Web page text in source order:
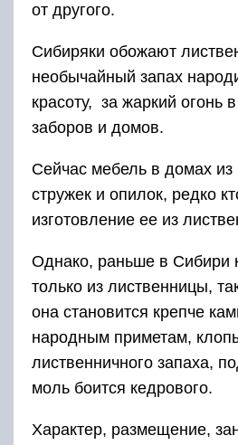
от другого.
Сибиряки обожают
необычайный запах
красоту, за жаркий огонь
заборов и домов.
Сейчас мебель в домах из
стружек и опилок, редко
изготовление ее из
Однако, раньше в Сибири
только из лиственницы,
она становится крепче
народным приметам,
лиственничного запаха,
моль боится кедрового.
Характер, размещение,